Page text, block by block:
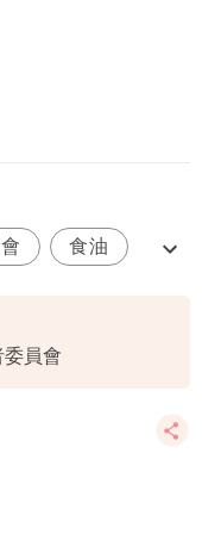
食油
員會